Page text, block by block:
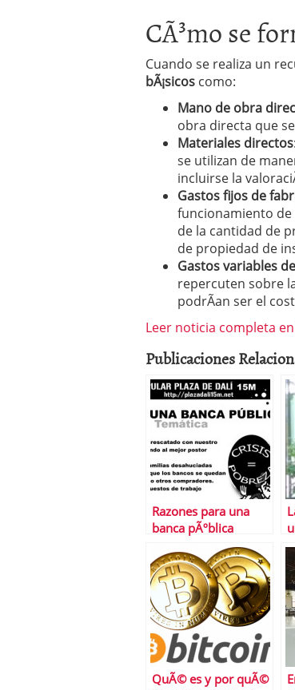
CÃ³mo
26/05/2026
CÃ³mo se
Cuando se realiza un
bÃ¡sicos como:
Mano de obra
obra directa que
Materiales directos
se utilizan de
incluirse la
Gastos fijos de
funcionamiento de
de la cantidad de
de propiedad de
Gastos variables
repercuten sobre
podrÃ­an ser el
Leer noticia completa
Publicaciones
Razones para una
banca pÃºblica
QuÃ© es y por quÃ©